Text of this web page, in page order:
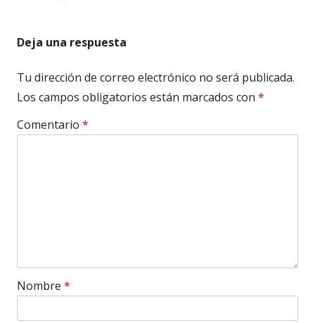
Deja una respuesta
Tu dirección de correo electrónico no será publicada.
Los campos obligatorios están marcados con *
Comentario *
Nombre *